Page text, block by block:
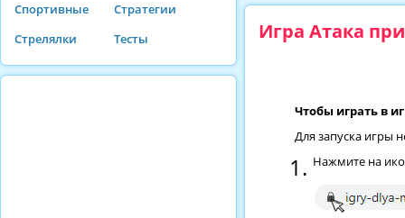
Спортивные
Стратегии
Стрелялки
Тесты Игра Атака
Чтобы играть в
Для запуска игры
Нажмите на